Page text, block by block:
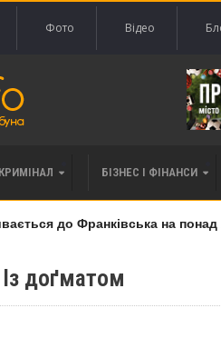
Фото Відео
КРИМІНАЛ БІЗНЕС І ФІНАНСИ
до Франківська на понад 20
доґматом